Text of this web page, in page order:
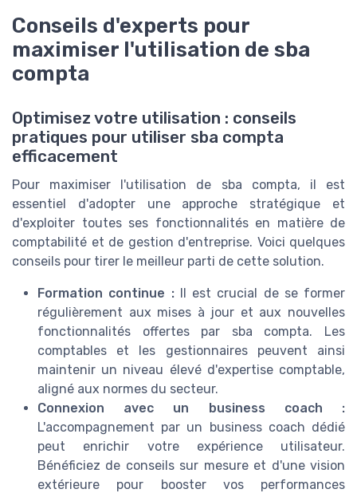
Conseils d'experts pour
maximiser l'utilisation de sba
compta
Optimisez votre utilisation : conseils
pratiques pour utiliser sba compta
efficacement
Pour maximiser l'utilisation de sba compta, il est
essentiel d'adopter une approche stratégique et
d'exploiter toutes ses fonctionnalités en matière de
comptabilité et de gestion d'entreprise. Voici quelques
conseils pour tirer le meilleur parti de cette solution.
Formation continue :Il est crucial de se former
régulièrement aux mises à jour et aux nouvelles
fonctionnalités offertes par sba compta. Les
comptables et les gestionnaires peuvent ainsi
maintenir un niveau élevé d'expertise comptable,
aligné aux normes du secteur.
Connexion avec un business coach :
L'accompagnement par un business coach dédié
peut enrichir votre expérience utilisateur.
Bénéficiez de conseils sur mesure et d'une vision
extérieure pour booster vos performances